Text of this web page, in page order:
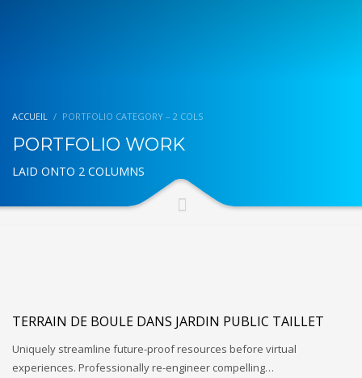
ACCUEIL PORTFOLIO CATEGORY – 2 COLS
PORTFOLIO WORK
LAID ONTO 2 COLUMNS
TERRAIN DE BOULE DANS JARDIN PUBLIC TAILLET
Uniquely streamline future-proof resources before virtual
experiences. Professionally re-engineer compelling…